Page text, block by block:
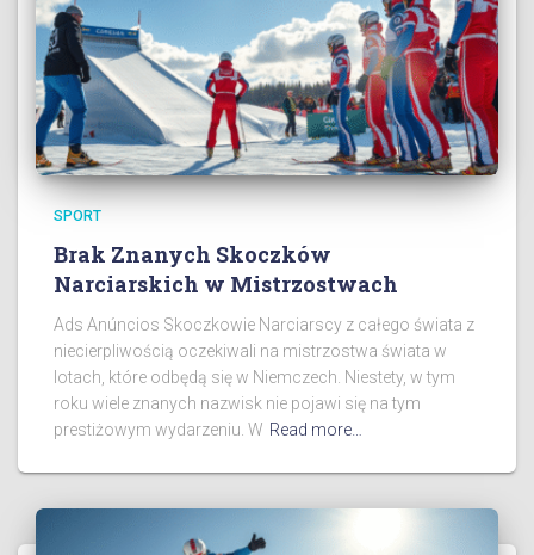
SPORT
Brak Znanych Skoczków
Narciarskich w Mistrzostwach
Ads Anúncios Skoczkowie Narciarscy z całego świata z
niecierpliwością oczekiwali na mistrzostwa świata w
lotach, które odbędą się w Niemczech. Niestety, w tym
roku wiele znanych nazwisk nie pojawi się na tym
prestiżowym wydarzeniu. W Read more…